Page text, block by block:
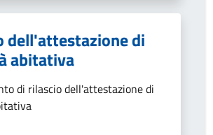
dell'attestazione di
abitativa
di rilascio dell'attestazione di